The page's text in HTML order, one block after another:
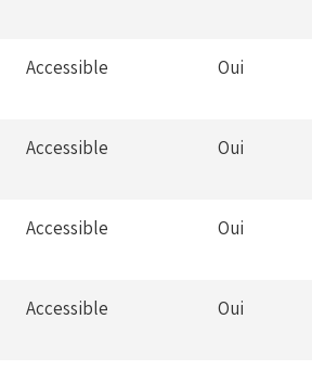
Accessible Oui
Accessible Oui
Accessible Oui
Accessible Oui